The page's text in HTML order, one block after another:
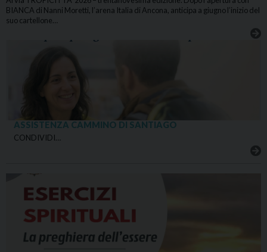
BIANCA di Nanni Moretti, l’arena Italia di Ancona, anticipa a giugno l’inizio del
suo cartellone…
ASSISTENZA CAMMINO DI SANTIAGO
CONDIVIDI…